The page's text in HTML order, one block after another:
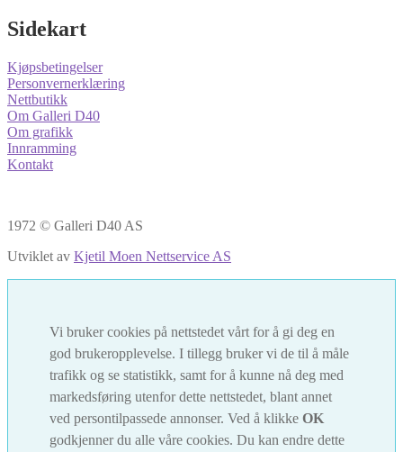
Sidekart
Kjøpsbetingelser
Personvernerklæring
Nettbutikk
Om Galleri D40
Om grafikk
Innramming
Kontakt
1972 © Galleri D40 AS
Utviklet av Kjetil Moen Nettservice AS
Vi bruker cookies på nettstedet vårt for å gi deg en
god brukeropplevelse. I tillegg bruker vi de til å måle
trafikk og se statistikk, samt for å kunne nå deg med
markedsføring utenfor dette nettstedet, blant annet
ved persontilpassede annonser. Ved å klikke OK
godkjenner du alle våre cookies. Du kan endre dette